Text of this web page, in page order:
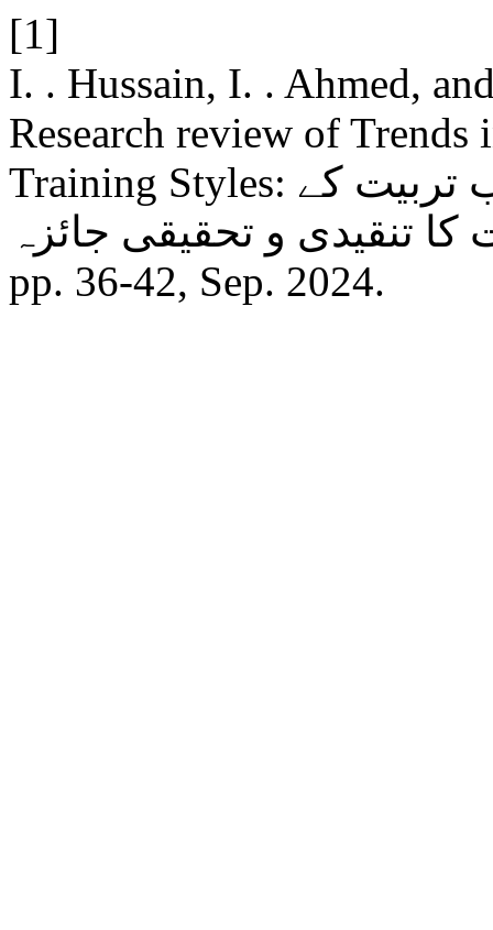
[1]
I. . Hussain, I. . Ahmed,
Research review of Trends
Training Styles: اسلامی تعلیم اور معلم کے اسلوب تربیت کے
pp. 36-42, Sep. 2024.